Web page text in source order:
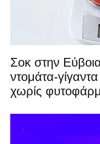
Σοκ στην
ντομάτα-
χωρίς